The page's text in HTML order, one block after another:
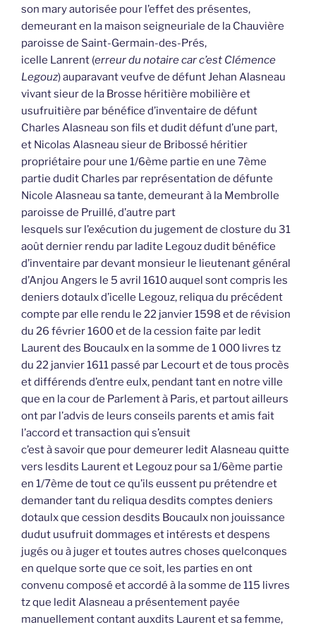
son mary autorisée pour l’effet des présentes,
demeurant en la maison seigneuriale de la Chauvière
paroisse de Saint-Germain-des-Prés,
icelle Lanrent (erreur du notaire car c’est Clémence
Legouz) auparavant veufve de défunt Jehan Alasneau
vivant sieur de la Brosse héritière mobilière et
usufruitière par bénéfice d’inventaire de défunt
Charles Alasneau son fils et dudit défunt d’une part,
et Nicolas Alasneau sieur de Bribossé héritier
propriétaire pour une 1/6ème partie en une 7ème
partie dudit Charles par représentation de défunte
Nicole Alasneau sa tante, demeurant à la Membrolle
paroisse de Pruillé, d’autre part
lesquels sur l’exécution du jugement de closture du 31
août dernier rendu par ladite Legouz dudit bénéfice
d’inventaire par devant monsieur le lieutenant général
d’Anjou Angers le 5 avril 1610 auquel sont compris les
deniers dotaulx d’icelle Legouz, reliqua du précédent
compte par elle rendu le 22 janvier 1598 et de révision
du 26 février 1600 et de la cession faite par ledit
Laurent des Boucaulx en la somme de 1 000 livres tz
du 22 janvier 1611 passé par Lecourt et de tous procès
et différends d’entre eulx, pendant tant en notre ville
que en la cour de Parlement à Paris, et partout ailleurs
ont par l’advis de leurs conseils parents et amis fait
l’accord et transaction qui s’ensuit
c’est à savoir que pour demeurer ledit Alasneau quitte
vers lesdits Laurent et Legouz pour sa 1/6ème partie
en 1/7ème de tout ce qu’ils eussent pu prétendre et
demander tant du reliqua desdits comptes deniers
dotaulx que cession desdits Boucaulx non jouissance
dudut usufruit dommages et intérests et despens
jugés ou à juger et toutes autres choses quelconques
en quelque sorte que ce soit, les parties en ont
convenu composé et accordé à la somme de 115 livres
tz que ledit Alasneau a présentement payée
manuellement contant auxdits Laurent et sa femme,